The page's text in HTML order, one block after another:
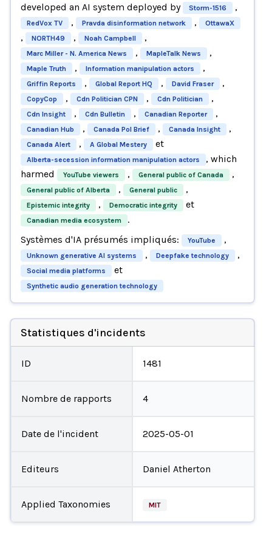
developed an AI system deployed by Storm-1516 ,
RedVox TV , Pravda disinformation network , OttawaX
, NORTH49 , Noah Campbell ,
Marc Miller - N. America News , MapleTalk News ,
Maple Truth , Information manipulation actors ,
Griffin Reports , Global Report HQ , David Fraser ,
CopyCop , Cdn Politician CPN , Cdn Politician ,
Cdn Insight , Cdn Bulletin , Canadian Reporter ,
Canadian Hub , Canada Pol Brief , Canada Insight ,
Canada Alert , A Global Mestery et
Alberta-secession information manipulation actors
, which
harmed
YouTube viewers , General public of Canada ,
General public of Alberta , General public ,
Epistemic integrity , Democratic integrity et
Canadian media ecosystem
.
Systèmes d'IA présumés impliqués:
YouTube ,
Unknown generative AI systems , Deepfake technology ,
Social media platforms et
Synthetic audio generation technology
Statistiques d'incidents
ID 1481
Nombre de rapports 4
Date de l'incident 2025-05-01
Editeurs Daniel Atherton
Applied Taxonomies MIT